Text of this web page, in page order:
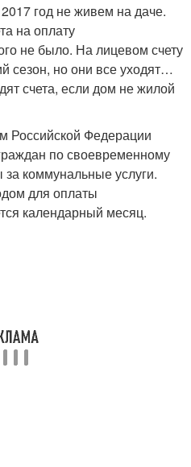
год не живем на даче.
на оплату
не было. На лицевом счету
сезон, но они все уходят…
счета, если дом не жилой
Российской Федерации
по своевременному
коммунальные услуги.
для оплаты
календарный месяц.